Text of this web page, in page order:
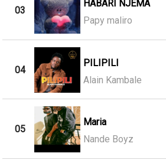
03
HABARI NJEMA
Papy maliro
04
PILIPILI
Alain Kambale
05
Maria
Nande Boyz